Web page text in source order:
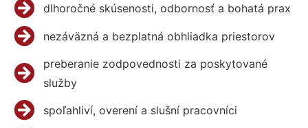
dlhoročné skúsenosti, odbornosť a bohatá prax
nezáväzná a bezplatná obhliadka priestorov
preberanie zodpovednosti za poskytované
služby
spoľahliví, overení a slušní pracovníci